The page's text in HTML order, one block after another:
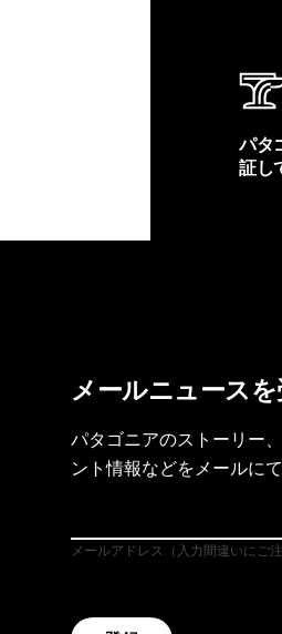
パタ
証し
メールニュース
パタゴニアのストーリー
ント情報などをメールに
メールアドレス（入力間違いにご注